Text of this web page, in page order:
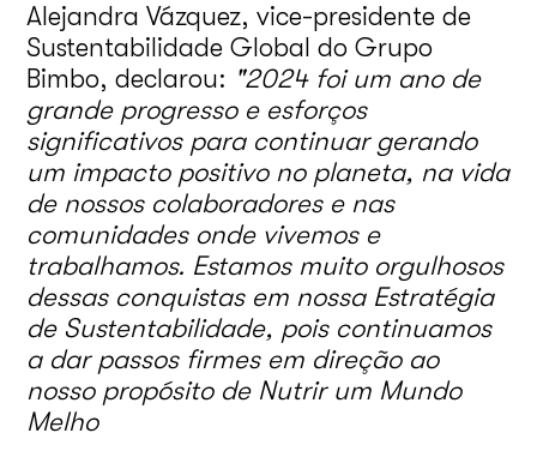
Alejandra Vázquez, vice-presidente de
Sustentabilidade Global do Grupo
Bimbo, declarou: "2024 foi um ano de
grande progresso e esforços
significativos para continuar gerando
um impacto positivo no planeta, na vida
de nossos colaboradores e nas
comunidades onde vivemos e
trabalhamos. Estamos muito orgulhosos
dessas conquistas em nossa Estratégia
de Sustentabilidade, pois continuamos
a dar passos firmes em direção ao
nosso propósito de Nutrir um Mundo
Melho